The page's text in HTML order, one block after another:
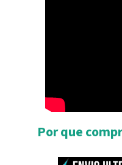
Por que